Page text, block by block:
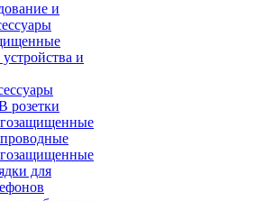
и
и
розетки
для